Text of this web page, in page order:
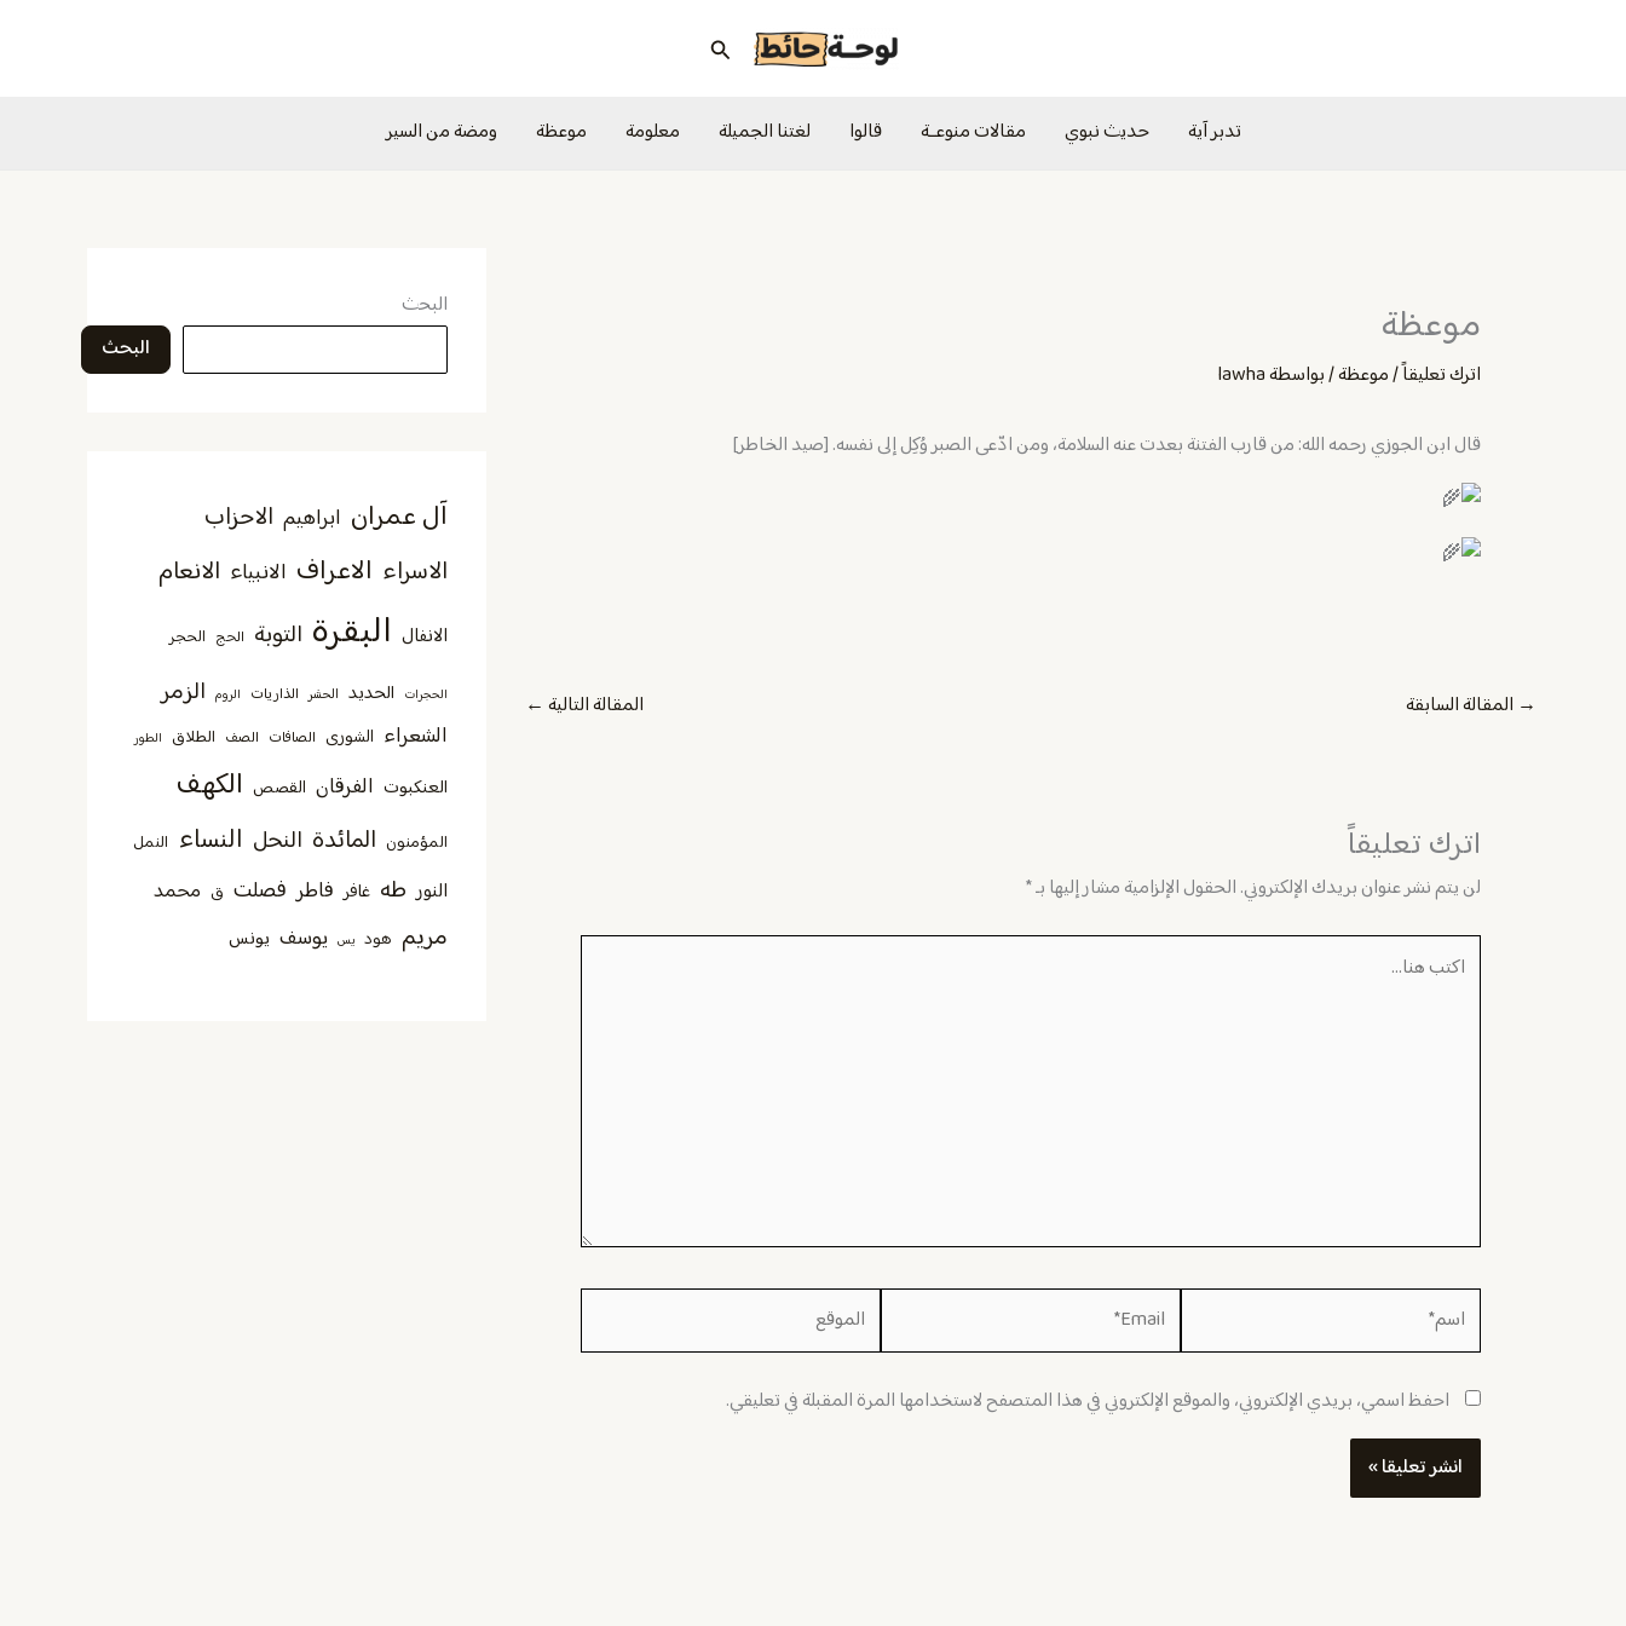
البحث
تدبر آية حديث نبوي مقالات منوعــة قالوا لغتنا الجميلة معلومة موعظة ومضة من السير
موعظة
اترك تعليقاً/موعظة/ بواسطةlawha
‏قال ابن الجوزي رحمه الله: من قارب الفتنة بعدت عنه السلامة، ومن ادّعى الصبر وُكِل إلى نفسه. [صيد الخاطر]
→ المقالة السابقة المقالة التالية ←
اترك تعليقاً
لن يتم نشر عنوان بريدك الإلكتروني.الحقول الإلزامية مشار إليها بـ*
اكتب
اسم* Email* الموقع
احفظ اسمي، بريدي الإلكتروني، والموقع الإلكتروني في هذا المتصفح لاستخدامها المرة المقبلة في تعليقي.
البحث
البحث
آل عمران ابراهيم الاحزاب
الاسراء الاعراف الانبياء الانعام
الانفال البقرة التوبة الحج الحجر
الحجرات الحديد الحشر الذاريات الروم الزمر
الشعراء الشورى الصافات الصف الطلاق الطور
العنكبوت الفرقان القصص الكهف
المؤمنون المائدة النحل النساء النمل
النور طه غافر فاطر فصلت ق محمد
مريم هود يس يوسف يونس